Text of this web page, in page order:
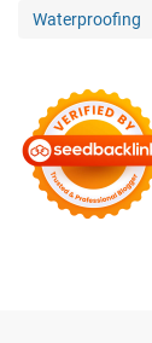
Waterproofing